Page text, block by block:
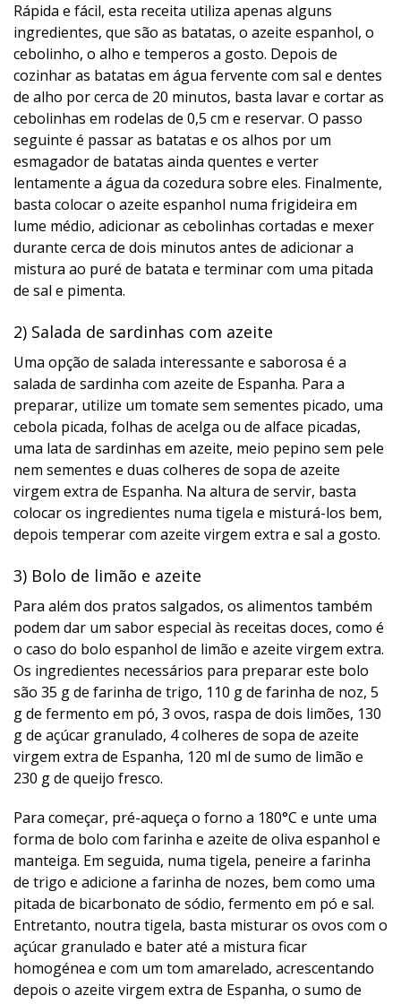
Rápida e fácil, esta receita utiliza apenas alguns
ingredientes, que são as batatas, o azeite espanhol, o
cebolinho, o alho e temperos a gosto. Depois de
cozinhar as batatas em água fervente com sal e dentes
de alho por cerca de 20 minutos, basta lavar e cortar as
cebolinhas em rodelas de 0,5 cm e reservar. O passo
seguinte é passar as batatas e os alhos por um
esmagador de batatas ainda quentes e verter
lentamente a água da cozedura sobre eles. Finalmente,
basta colocar o azeite espanhol numa frigideira em
lume médio, adicionar as cebolinhas cortadas e mexer
durante cerca de dois minutos antes de adicionar a
mistura ao puré de batata e terminar com uma pitada
de sal e pimenta.
2) Salada de sardinhas com azeite
Uma opção de salada interessante e saborosa é a
salada de sardinha com azeite de Espanha. Para a
preparar, utilize um tomate sem sementes picado, uma
cebola picada, folhas de acelga ou de alface picadas,
uma lata de sardinhas em azeite, meio pepino sem pele
nem sementes e duas colheres de sopa de azeite
virgem extra de Espanha. Na altura de servir, basta
colocar os ingredientes numa tigela e misturá-los bem,
depois temperar com azeite virgem extra e sal a gosto.
3) Bolo de limão e azeite
Para além dos pratos salgados, os alimentos também
podem dar um sabor especial às receitas doces, como é
o caso do bolo espanhol de limão e azeite virgem extra.
Os ingredientes necessários para preparar este bolo
são 35 g de farinha de trigo, 110 g de farinha de noz, 5
g de fermento em pó, 3 ovos, raspa de dois limões, 130
g de açúcar granulado, 4 colheres de sopa de azeite
virgem extra de Espanha, 120 ml de sumo de limão e
230 g de queijo fresco.
Para começar, pré-aqueça o forno a 180°C e unte uma
forma de bolo com farinha e azeite de oliva espanhol e
manteiga. Em seguida, numa tigela, peneire a farinha
de trigo e adicione a farinha de nozes, bem como uma
pitada de bicarbonato de sódio, fermento em pó e sal.
Entretanto, noutra tigela, basta misturar os ovos com o
açúcar granulado e bater até a mistura ficar
homogénea e com um tom amarelado, acrescentando
depois o azeite virgem extra de Espanha, o sumo de